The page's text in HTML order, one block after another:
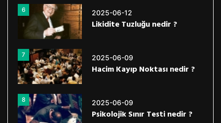
6 2025-06-12
Likidite Tuzluğu nedir ?
7 2025-06-09
Hacim Kayıp Noktası nedir ?
8 2025-06-09
Psikolojik Sınır Testi nedir ?